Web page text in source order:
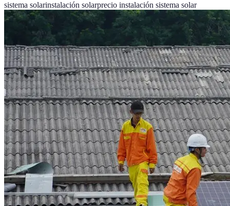
sistema solarinstalación solarprecio instalación sistema solar